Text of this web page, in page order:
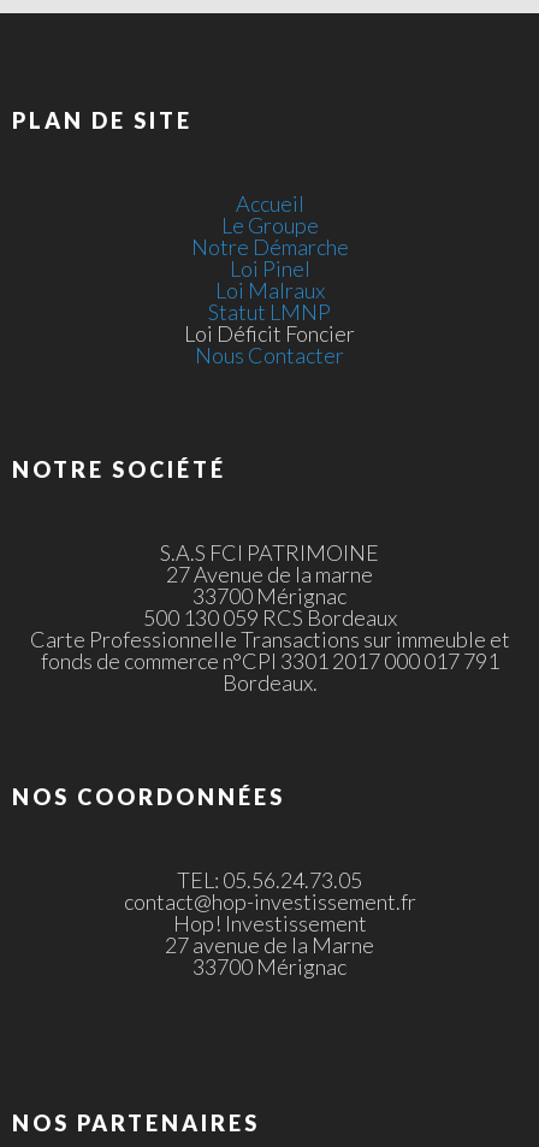
PLAN DE SITE
Accueil
Le Groupe
Notre Démarche
Loi Pinel
Loi Malraux
Statut LMNP
Loi Déficit Foncier
Nous Contacter
NOTRE SOCIÉTÉ
S.A.S FCI PATRIMOINE
27 Avenue de la marne
33700 Mérignac
500 130 059 RCS Bordeaux
Carte Professionnelle Transactions sur immeuble et
fonds de commerce n°CPI 3301 2017 000 017 791
Bordeaux.
NOS COORDONNÉES
TEL: 05.56.24.73.05
contact@hop-investissement.fr
Hop! Investissement
27 avenue de la Marne
33700 Mérignac
NOS PARTENAIRES